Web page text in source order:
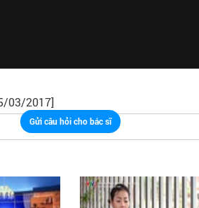
03/2017]
Gửi câu hỏi cho bác sĩ